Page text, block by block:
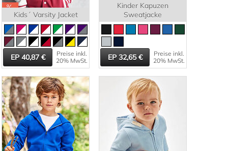
Kids´ Varsity Jacket
40,87
Preise inkl.
20% MwSt.
Kinder Kapuzen
Sweatjacke
32,65
Preise inkl.
20% MwSt.